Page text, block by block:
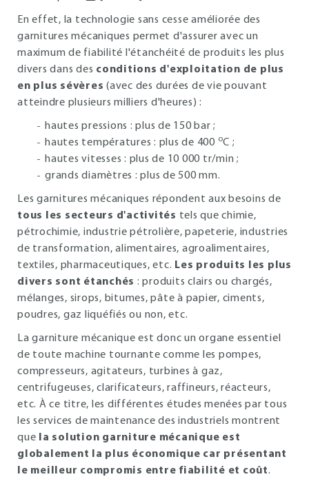
En effet, la technologie sans cesse améliorée des
garnitures mécaniques permet d'assurer avec un
maximum de fiabilité l'étanchéité de produits les plus
divers dans des conditions d'exploitation de plus
en plus sévères (avec des durées de vie pouvant
atteindre plusieurs milliers d'heures) :
hautes pressions : plus de 150 bar ;
hautes températures : plus de 400 oC ;
hautes vitesses : plus de 10 000 tr/min ;
grands diamètres : plus de 500 mm.
Les garnitures mécaniques répondent aux besoins de
tous les secteurs d'activités tels que chimie,
pétrochimie, industrie pétrolière, papeterie, industries
de transformation, alimentaires, agroalimentaires,
textiles, pharmaceutiques, etc. Les produits les plus
divers sont étanchés : produits clairs ou chargés,
mélanges, sirops, bitumes, pâte à papier, ciments,
poudres, gaz liquéfiés ou non, etc.
La garniture mécanique est donc un organe essentiel
de toute machine tournante comme les pompes,
compresseurs, agitateurs, turbines à gaz,
centrifugeuses, clarificateurs, raffineurs, réacteurs,
etc. À ce titre, les différentes études menées par tous
les services de maintenance des industriels montrent
que
la solution garniture mécanique est
globalement la plus économique car présentant
le meilleur compromis entre fiabilité et coût.